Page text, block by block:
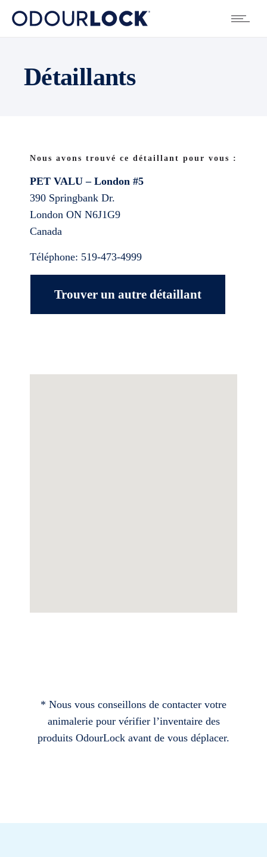
Détaillants
Nous avons trouvé ce détaillant pour vous :
PET VALU – London #5
390 Springbank Dr.
London ON N6J1G9
Canada
Téléphone: 519-473-4999
Trouver un autre détaillant
* Nous vous conseillons de contacter votre
animalerie pour vérifier l’inventaire des
produits OdourLock avant de vous déplacer.